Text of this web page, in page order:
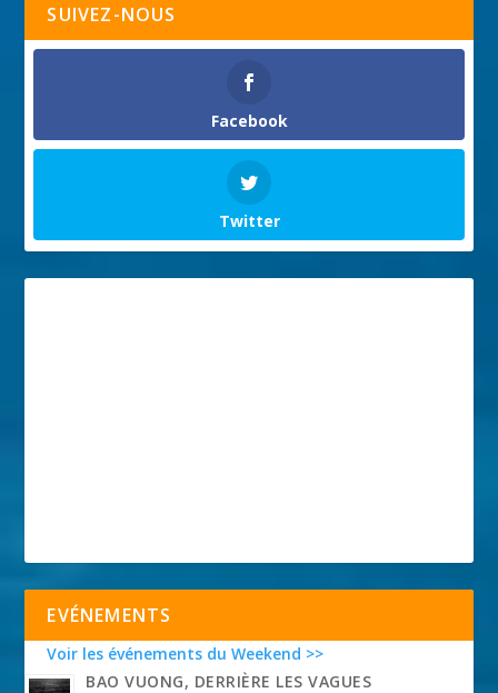
SUIVEZ-NOUS
Facebook
Twitter
EVÉNEMENTS
Voir les événements du Weekend >>
BAO VUONG, DERRIÈRE LES VAGUES